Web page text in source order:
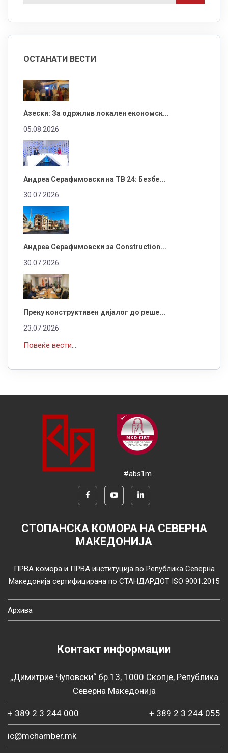
ОСТАНАТИ ВЕСТИ
Азески: За одржлив локален економск...
05.08.2026
Андреа Серафимовски на ТВ 24: Безбе...
30.07.2026
Андреа Серафимовски за Construction...
30.07.2026
Преку конструктивен дијалог до реше...
23.07.2026
Повеќе вести...
#abs1m
СТОПАНСКА КОМОРА НА СЕВЕРНА
МАКЕДОНИЈА
ПРВА комора и ПРВА институција во Република Северна
Македонија сертифицирана по СТАНДАРДОТ ISO 9001:2015
Архива
Контакт информации
„Димитрие Чуповски“ бр.13, 1000 Скопје, Република
Северна Македонија
+ 389 2 3 244 000 + 389 2 3 244 055
ic@mchamber.mk